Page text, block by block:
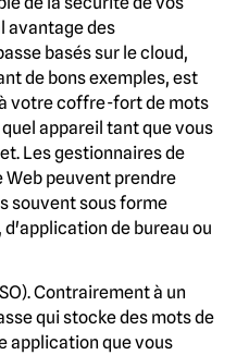
avantage des
basés sur le cloud,
de bons exemples, est
votre coffre-fort de mots
appareil tant que vous
Les gestionnaires de
Web peuvent prendre
souvent sous forme
de bureau ou
Contrairement à un
qui stocke des mots de
application que vous